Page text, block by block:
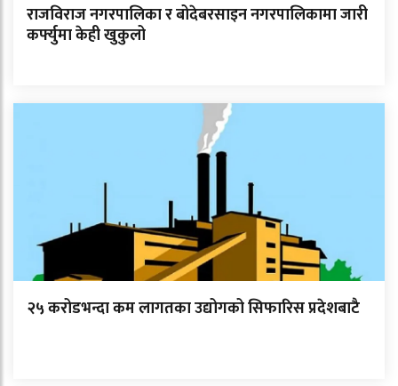
राजविराज नगरपालिका र बोदेबरसाइन नगरपालिकामा जारी
कर्फ्युमा केही खुकुलो
२५ करोडभन्दा कम लागतका उद्योगको सिफारिस प्रदेशबाटै